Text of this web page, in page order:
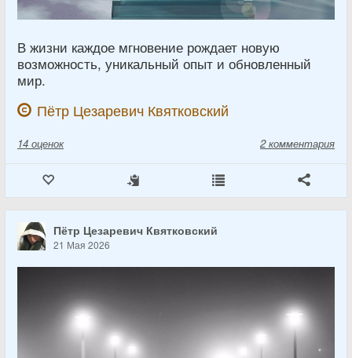
В жизни каждое мгновение рождает новую
возможность, уникальный опыт и обновленный
мир.
Пётр Цезаревич Квятковский
14 оценок 2 комментария
Пётр Цезаревич Квятковский
21 Мая 2026